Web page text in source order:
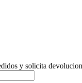
y solicita